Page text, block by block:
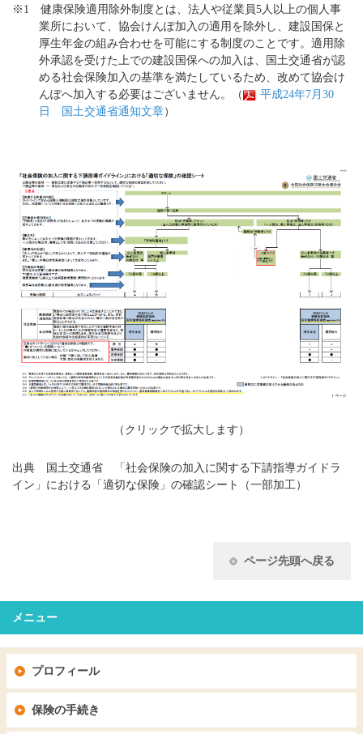
※1 健康保険適用除外制度とは、法人や従業員5人以上の個人事
業所において、協会けんぽ加入の適用を除外し、建設国保と
厚生年金の組み合わせを可能にする制度のことです。適用除
外承認を受けた上での建設国保への加入は、国土交通省が認
める社会保険加入の基準を満たしているため、改めて協会け
んぽへ加入する必要はございません。（
平成24年7月30
日 国土交通省通知文章）
（クリックで拡大します）
出典 国土交通省 「社会保険の加入に関する下請指導ガイドラ
イン」における「適切な保険」の確認シート（一部加工）
ページ先頭へ戻る
メニュー
プロフィール
保険の手続き